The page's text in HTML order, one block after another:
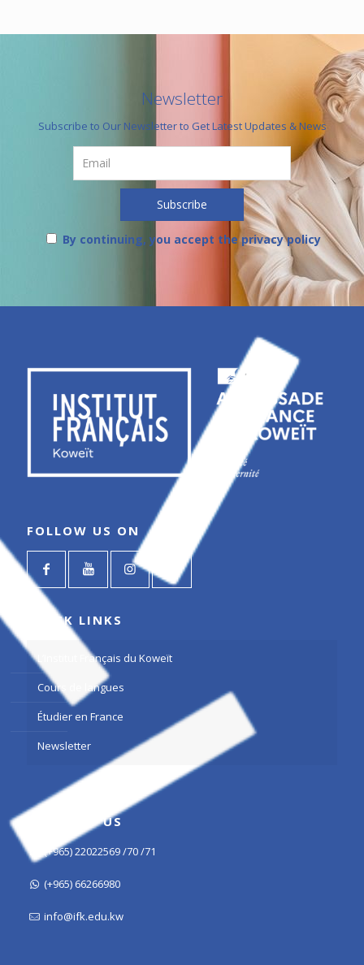
Newsletter
Subscribe to Our Newsletter to Get Latest Updates & News
By continuing, you accept the privacy policy
FOLLOW US ON
QUICK LINKS
L’Institut Français du Koweït
Cours de langues
Étudier en France
Newsletter
CONTACT US
(+965) 22022569 /70 /71
(+965) 66266980
info@ifk.edu.kw